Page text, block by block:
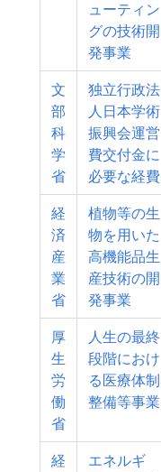
ューティン
グの技術開
発事業
文
部
科
学
省
独立行政法
人日本学術
振興会運営
費交付金に
必要な経費
経
済
産
業
省
植物等の生
物を用いた
高機能品生
産技術の開
発事業
厚
生
労
働
省
人生の最終
段階におけ
る医療体制
整備等事業
経
エネルギ